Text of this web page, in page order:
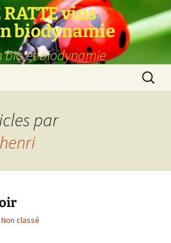
vins
biodynamie
bio et biodynamie
par
Non classé